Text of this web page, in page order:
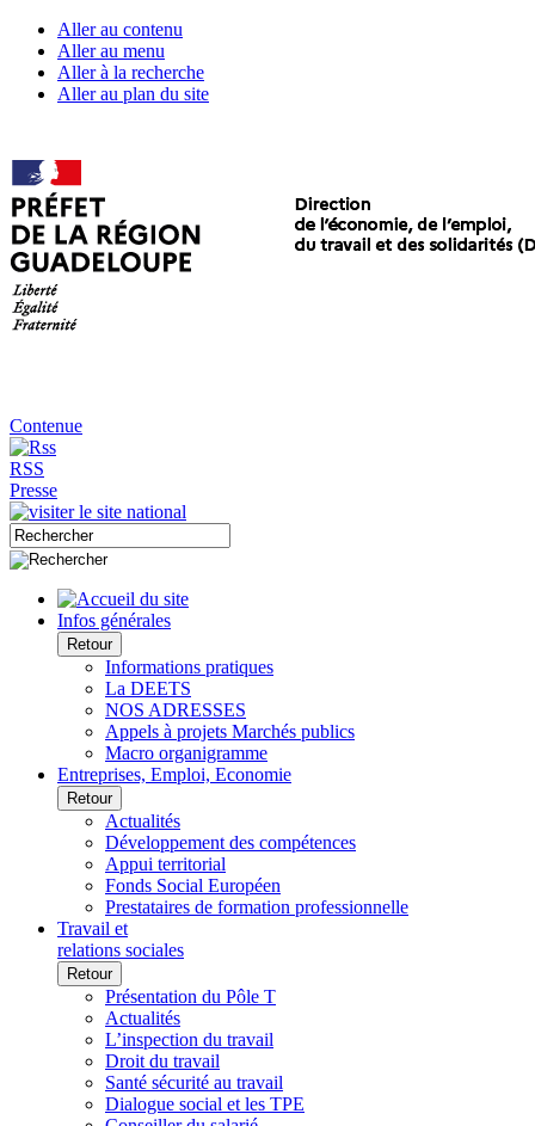
Aller au contenu
Aller au menu
Aller à la recherche
Aller au plan du site
Contenue
RSS
Presse
Infos générales
Retour
Informations pratiques
La DEETS
NOS ADRESSES
Appels à projets Marchés publics
Macro organigramme
Entreprises, Emploi, Economie
Retour
Actualités
Développement des compétences
Appui territorial
Fonds Social Européen
Prestataires de formation professionnelle
Travail et
relations sociales
Retour
Présentation du Pôle T
Actualités
L’inspection du travail
Droit du travail
Santé sécurité au travail
Dialogue social et les TPE